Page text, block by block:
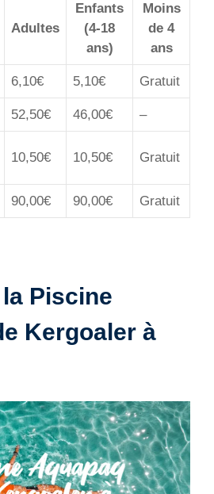
Adultes
Enfants
(4-18
ans)
Moins
de 4
ans
6,10€ 5,10€ Gratuit
52,50€ 46,00€ –
10,50€ 10,50€ Gratuit
90,00€ 90,00€ Gratuit
Piscine
Kergoaler à